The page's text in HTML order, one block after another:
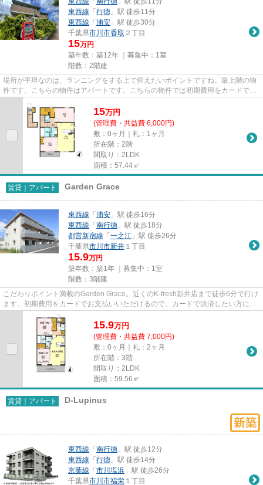
東西線 「 行徳 」駅 徒歩11分
東西線 「 浦安 」駅 徒歩30分
千葉県市川市香取 ２丁目
15万円
築年数：築12年 ｜募集中： 1室
階数：2階建
場所が平坦なのは、ランニングをする上で抑えたいポイントですね。最上階の物
件です。こちらの物件はアパートです。こちらの物件では初期費用をカードでお
15万円
(管理費・共益費 6,000円)
敷：0ヶ月｜礼：1ヶ月
所在階：2階
間取り：2LDK
面積：57.44㎡
賃貸｜アパート Garden Grace
東西線 「 浦安 」駅 徒歩16分
東西線 「 南行徳 」駅 徒歩18分
都営新宿線 「 一之江 」駅 徒歩26分
千葉県市川市新井 １丁目
15.9万円
築年数：築1年 ｜募集中： 1室
階数：3階建
こだわりポイント満載のGarden Grace。近くのK-fresh新井店まで徒歩6分で行け
ます。初期費用をカードでお支払いいただけるので、カードで決済したい方にも
おすすめです。こちらの物件...
15.9万円
(管理費・共益費 7,000円)
敷：0ヶ月｜礼：2ヶ月
所在階：3階
間取り：2LDK
面積：59.56㎡
賃貸｜アパート D-Lupinus
東西線 「 南行徳 」駅 徒歩12分
東西線 「 行徳 」駅 徒歩14分
京葉線 「 市川塩浜 」駅 徒歩26分
千葉県市川市福栄 １丁目